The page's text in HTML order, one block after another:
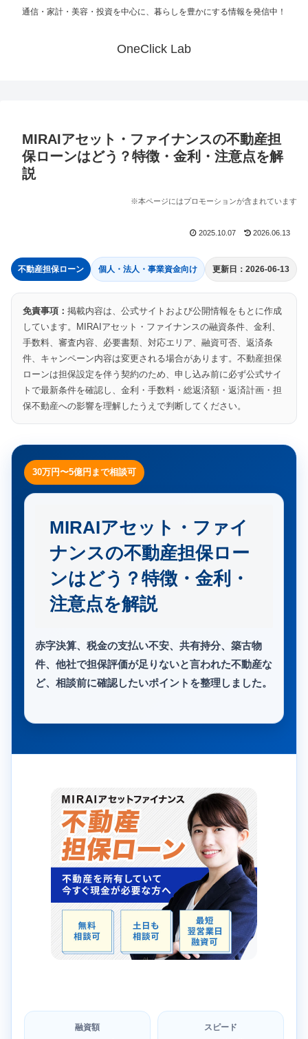
通信・家計・美容・投資を中心に、暮らしを豊かにする情報を発信中！
OneClick Lab
MIRAIアセット・ファイナンスの不動産担
保ローンはどう？特徴・金利・注意点を解
説
※本ページにはプロモーションが含まれています
2025.10.07 2026.06.13
不動産担保ローン 個人・法人・事業資金向け 更新日：2026-06-13
免責事項： 掲載内容は、公式サイトおよび公開情報をもとに作成
しています。MIRAIアセット・ファイナンスの融資条件、金利、
手数料、審査内容、必要書類、対応エリア、融資可否、返済条
件、キャンペーン内容は変更される場合があります。不動産担保
ローンは担保設定を伴う契約のため、申し込み前に必ず公式サイ
トで最新条件を確認し、金利・手数料・総返済額・返済計画・担
保不動産への影響を理解したうえで判断してください。
30万円〜5億円まで相談可
MIRAIアセット・ファイ
ナンスの不動産担保ロー
ンはどう？特徴・金利・
注意点を解説
赤字決算、税金の支払い不安、共有持分、築古物
件、他社で担保評価が足りないと言われた不動産な
ど、相談前に確認したいポイントを整理しました。
融資額 スピード